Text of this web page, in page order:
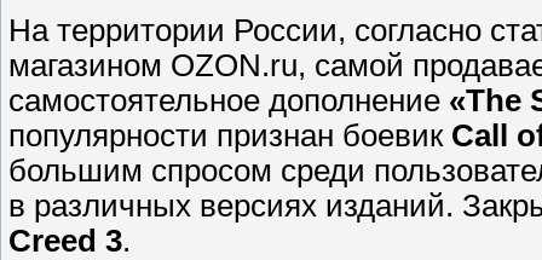
На территории России, согласно
магазином OZON.ru, самой
самостоятельное дополнение «The
популярности признан боевик Call
большим спросом среди
в различных версиях изданий.
Creed 3.